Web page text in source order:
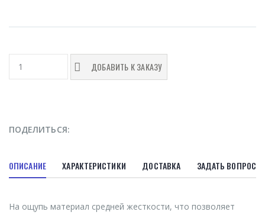
ДОБАВИТЬ К ЗАКАЗУ
ПОДЕЛИТЬСЯ:
ОПИСАНИЕ ХАРАКТЕРИСТИКИ ДОСТАВКА ЗАДАТЬ ВОПРОС
На ощупь материал средней жесткости, что позволяет